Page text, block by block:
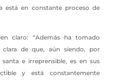
está en constante proceso de
claro: “Además ha tomado
clara de que, aún siendo, por
e irreprensible, es en sus
y está constantemente